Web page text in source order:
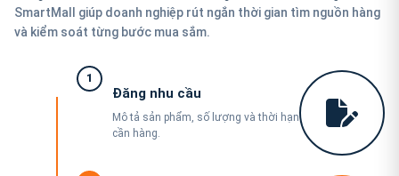
SmartMall giúp doanh nghiệp rút ngắn thời gian tìm nguồn hàng
và kiểm soát từng bước mua sắm.
1
Đăng nhu cầu
Mô tả sản phẩm, số lượng và thời hạn
cần hàng.